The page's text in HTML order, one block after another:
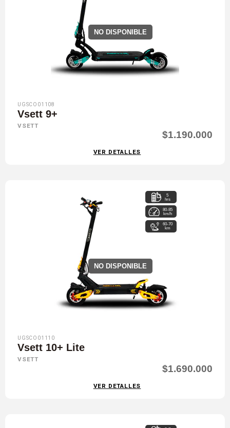
NO DISPONIBLE
UGSCO01108
Vsett 9+
VSETT
$1.190.000
VER DETALLES
NO DISPONIBLE
5
hrs
80-85
km/h
60-70
km
UGSCO01110
Vsett 10+ Lite
VSETT
$1.690.000
VER DETALLES